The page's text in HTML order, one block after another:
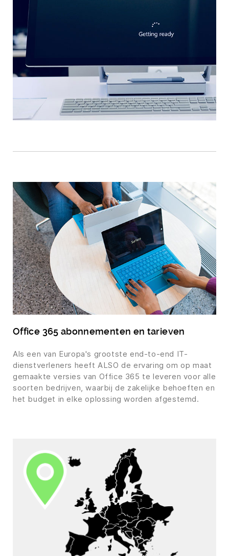
Office 365 abonnementen en tarieven
Als een van Europa's grootste end-to-end IT-
dienstverleners heeft ALSO de ervaring om op maat
gemaakte versies van Office 365 te leveren voor alle
soorten bedrijven, waarbij de zakelijke behoeften en
het budget in elke oplossing worden afgestemd.